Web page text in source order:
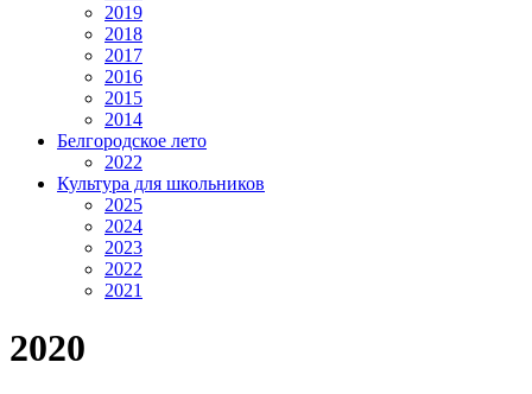
2019
2018
2017
2016
2015
2014
Белгородское лето
2022
Культура для школьников
2025
2024
2023
2022
2021
2020